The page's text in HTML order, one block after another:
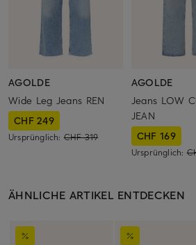
AGOLDE
Wide Leg Jeans REN
CHF 249
Ursprünglich: CHF 319
AGOLDE
Jeans LOW
JEAN
CHF 169
Ursprünglich:
ÄHNLICHE ARTIKEL ENTDECKEN